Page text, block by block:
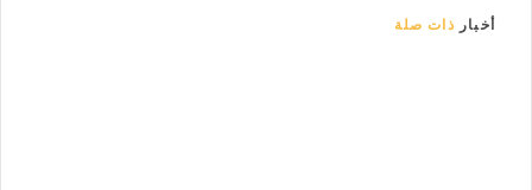
أخبار ذات صلة